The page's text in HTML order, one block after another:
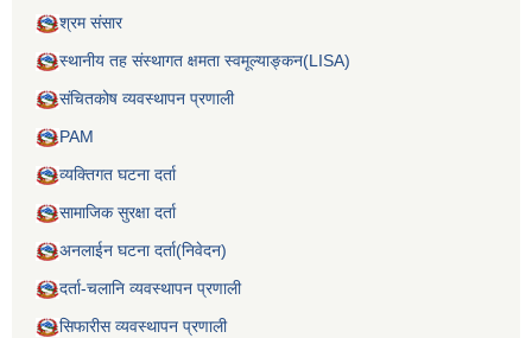
श्रम संसार
स्थानीय तह संस्थागत क्षमता स्वमूल्याङ्कन(LISA)
संचितकोष व्यवस्थापन प्रणाली
PAM
व्यक्तिगत घटना दर्ता
सामाजिक सुरक्षा दर्ता
अनलाईन घटना दर्ता(निवेदन)
दर्ता-चलानि व्यवस्थापन प्रणाली
सिफारीस व्यवस्थापन प्रणाली